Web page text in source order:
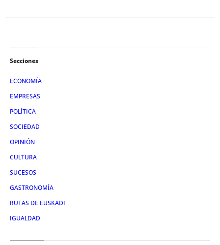
Secciones
ECONOMÍA
EMPRESAS
POLÍTICA
SOCIEDAD
OPINIÓN
CULTURA
SUCESOS
GASTRONOMÍA
RUTAS DE EUSKADI
IGUALDAD